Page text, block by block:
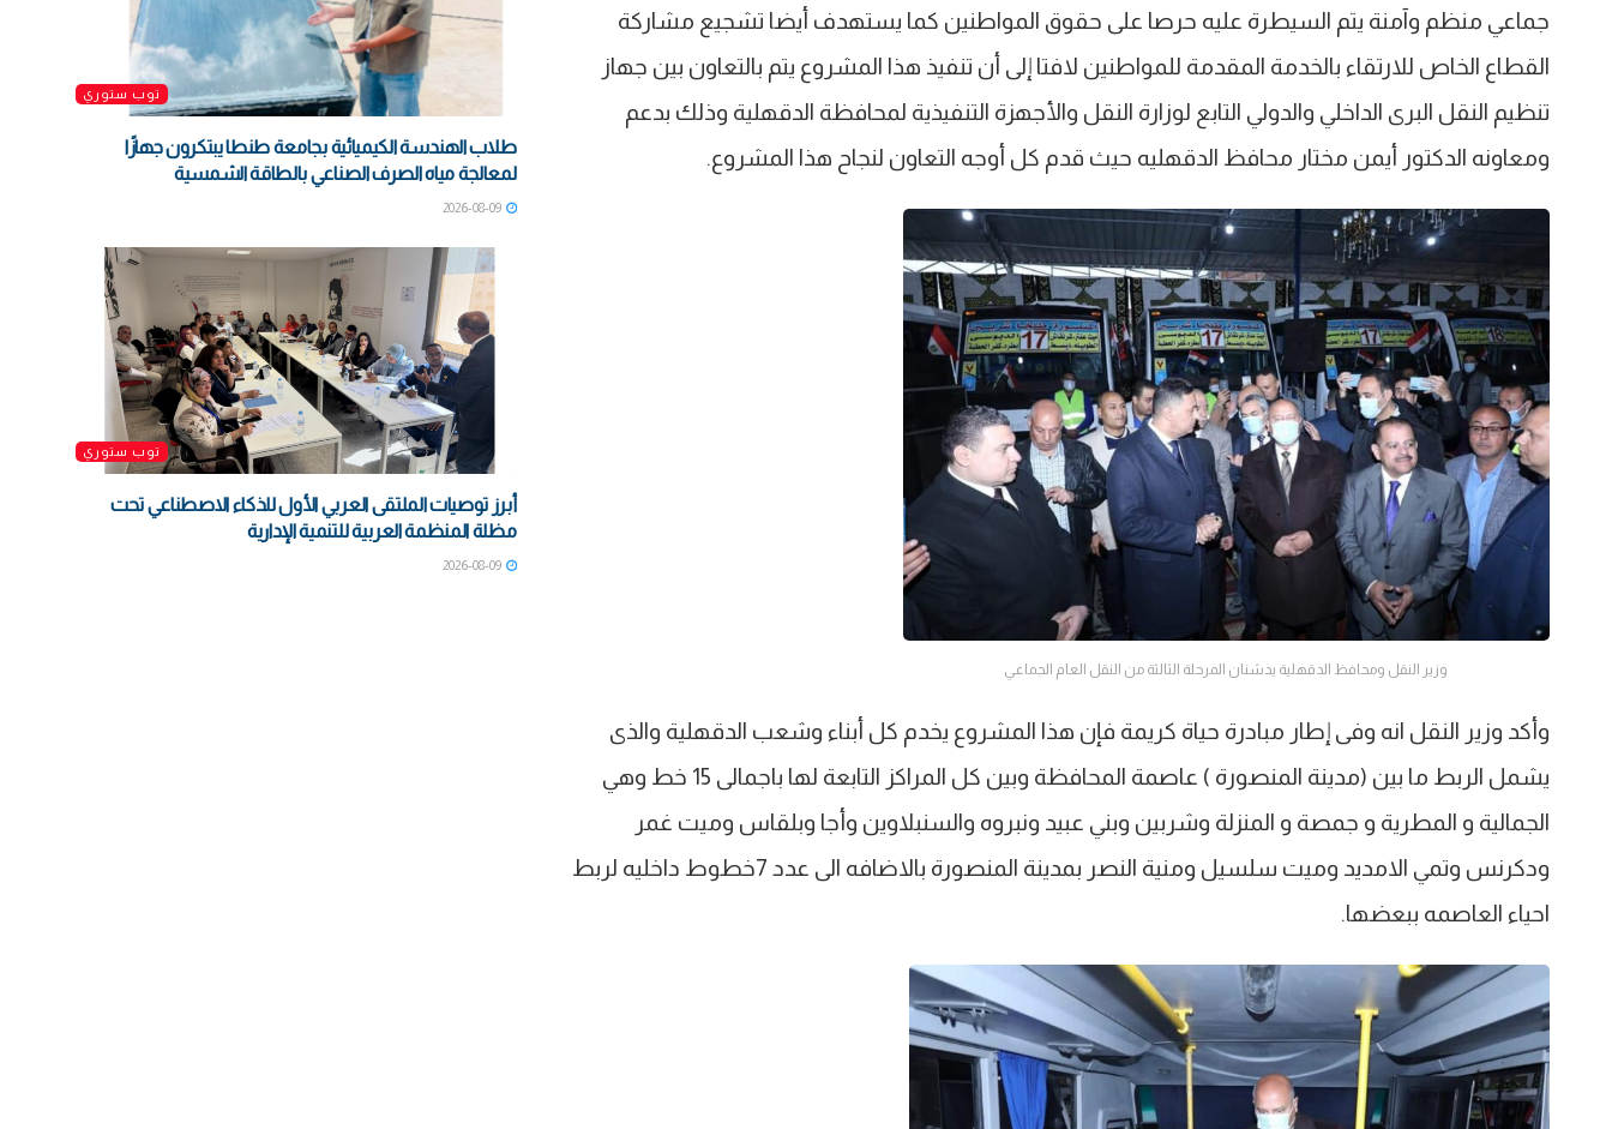
جماعي منظم وآمنة يتم السيطرة عليه حرصا على حقوق المواطنين كما يستهدف أيضا تشجيع مشاركة
القطاع الخاص للارتقاء بالخدمة المقدمة للمواطنين لافتا إلى أن تنفيذ هذا المشروع يتم بالتعاون بين جهاز
تنظيم النقل البرى الداخلي والدولي التابع لوزارة النقل والأجهزة التنفيذية لمحافظة الدقهلية وذلك بدعم
ومعاونه الدكتور أيمن مختار محافظ الدقهليه حيث قدم كل أوجه التعاون لنجاح هذا المشروع.
وزير النقل ومحافظ الدقهلية يدشنان المرحلة الثالثة من النقل العام الجماعي
وأكد وزير النقل انه وفى إطار مبادرة حياة كريمة فإن هذا المشروع يخدم كل أبناء وشعب الدقهلية والذى
يشمل الربط ما بين (مدينة المنصورة ) عاصمة المحافظة وبين كل المراكز التابعة لها باجمالى 15 خط وهي
الجمالية و المطرية و جمصة و المنزلة وشربين وبني عبيد ونبروه والسنبلاوين وأجا وبلقاس وميت غمر
ودكرنس وتمي الامديد وميت سلسيل ومنية النصر بمدينة المنصورة بالاضافه الى عدد 7خطوط داخليه لربط
احياء العاصمه ببعضها.
توب ستوري
طلاب الهندسة الكيميائية بجامعة طنطا يبتكرون جهازًا
لمعالجة مياه الصرف الصناعي بالطاقة الشمسية
2026-08-09
توب ستوري
أبرز توصيات الملتقى العربي الأول للذكاء الاصطناعي تحت
مظلة المنظمة العربية للتنمية الإدارية
2026-08-09